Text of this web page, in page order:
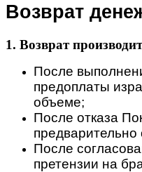
Возврат
1. Возврат
После
предоплаты
объеме;
После отказа
предварительно
После
претензии на